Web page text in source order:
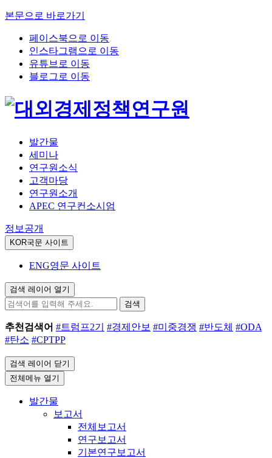
본문으로 바로가기
페이스북으로 이동
인스타그램으로 이동
유튜브로 이동
블로그로 이동
발간물
세미나
연구원소식
고객마당
연구원소개
APEC 연구컨소시엄
정보공개
KOR국문 사이트
ENG영문 사이트
검색 레이어 열기
검색
추천검색어 #트럼프2기 #경제안보 #미중경쟁 #반도체 #ODA
#탄소 #CPTPP
검색 레이어 닫기
전체메뉴 열기
발간물
보고서
전체보고서
연구보고서
기본연구보고서